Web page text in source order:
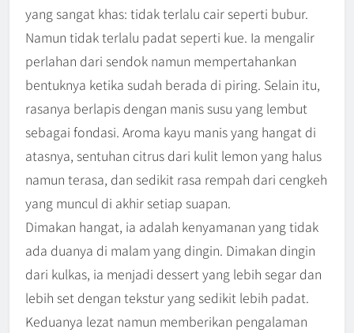
yang sangat khas: tidak terlalu cair seperti bubur.
Namun tidak terlalu padat seperti kue. Ia mengalir
perlahan dari sendok namun mempertahankan
bentuknya ketika sudah berada di piring. Selain itu,
rasanya berlapis dengan manis susu yang lembut
sebagai fondasi. Aroma kayu manis yang hangat di
atasnya, sentuhan citrus dari kulit lemon yang halus
namun terasa, dan sedikit rasa rempah dari cengkeh
yang muncul di akhir setiap suapan.
Dimakan hangat, ia adalah kenyamanan yang tidak
ada duanya di malam yang dingin. Dimakan dingin
dari kulkas, ia menjadi dessert yang lebih segar dan
lebih set dengan tekstur yang sedikit lebih padat.
Keduanya lezat namun memberikan pengalaman